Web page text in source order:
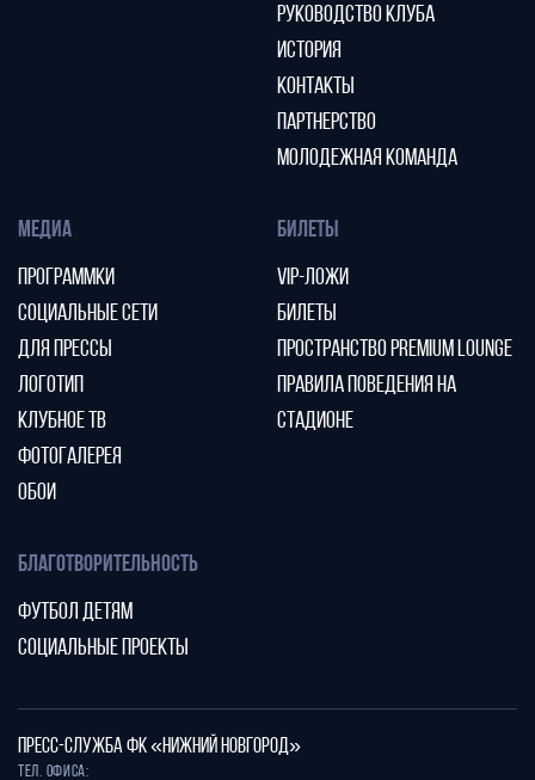
РУКОВОДСТВО КЛУБА
ИСТОРИЯ
КОНТАКТЫ
ПАРТНЕРСТВО
МОЛОДЕЖНАЯ КОМАНДА
МЕДИА
ПРОГРАММКИ
СОЦИАЛЬНЫЕ СЕТИ
ДЛЯ ПРЕССЫ
ЛОГОТИП
КЛУБНОЕ ТВ
ФОТОГАЛЕРЕЯ
ОБОИ
БИЛЕТЫ
VIP-ЛОЖИ
БИЛЕТЫ
ПРОСТРАНСТВО PREMIUM LOUNGE
ПРАВИЛА ПОВЕДЕНИЯ НА
СТАДИОНЕ
БЛАГОТВОРИТЕЛЬНОСТЬ
ФУТБОЛ ДЕТЯМ
СОЦИАЛЬНЫЕ ПРОЕКТЫ
ПРЕСС-СЛУЖБА ФК «НИЖНИЙ НОВГОРОД»
Тел. офиса: